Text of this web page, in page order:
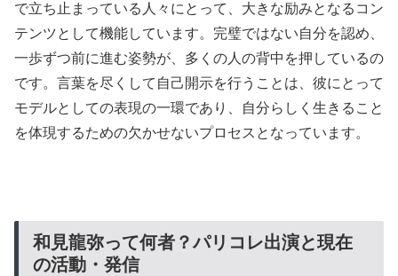
で立ち止まっている人々にとって、大きな励みとなるコン
テンツとして機能しています。完璧ではない自分を認め、
一歩ずつ前に進む姿勢が、多くの人の背中を押しているの
です。言葉を尽くして自己開示を行うことは、彼にとって
モデルとしての表現の一環であり、自分らしく生きること
を体現するための欠かせないプロセスとなっています。
和見龍弥って何者？パリコレ出演と現在
の活動・発信